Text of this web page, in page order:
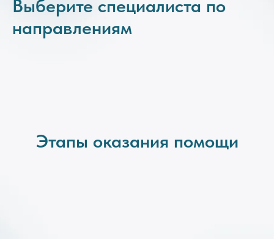
Выберите специалиста по
направлениям
Этапы оказания помощи